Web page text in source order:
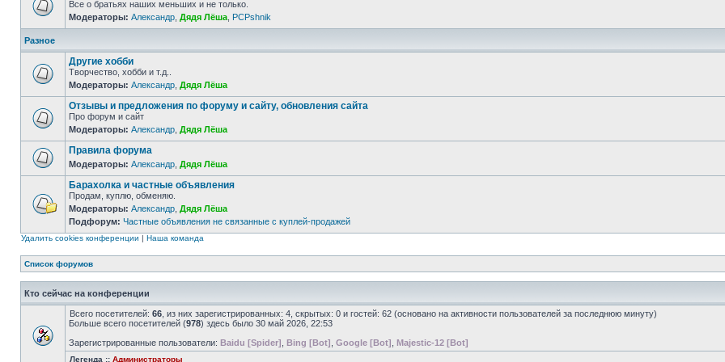
Все о братьях наших меньших и не только.
Модераторы: Александр Дядя Лёша PCPshnik
Разное
Другие хобби
Творчество, хобби и т.д..
Модераторы: Александр Дядя Лёша
Отзывы и предложения по форуму и сайту, обновления сайта
Про форум и сайт
Модераторы: Александр Дядя Лёша
Правила форума
Модераторы: Александр Дядя Лёша
Барахолка и частные объявления
Продам, куплю, обменяю.
Модераторы: Александр Дядя Лёша
Подфорум: Частные объявления не связанные с куплей-продажей
Удалить cookies конференции | Наша команда
Список форумов
Кто сейчас на конференции
Всего посетителей: 66 , из них зарегистрированных: 4, скрытых: 0 и гостей: 62 (основано на активности пользователей за последнюю минуту)
Больше всего посетителей (978) здесь было 30 май 2026, 22:53
Зарегистрированные пользователи: Baidu [Spider] Bing [Bot] Google [Bot] Majestic-12 [Bot]
Легенда :: Администраторы